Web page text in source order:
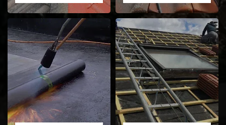
Peinture sur tuile
31
Nettoyage
demoussage de
toiture 31